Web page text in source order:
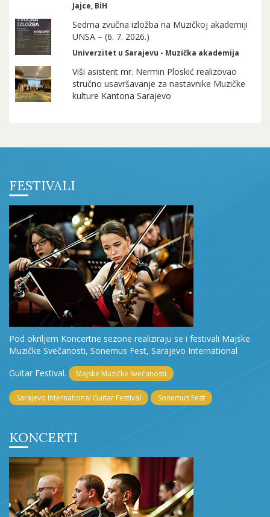
Jajce, BiH
Sedma zvučna izložba na Muzičkoj akademiji
UNSA – (6. 7. 2026.)
Univerzitet u Sarajevu - Muzička akademija
Viši asistent mr. Nermin Ploskić realizovao
stručno usavršavanje za nastavnike Muzičke
kulture Kantona Sarajevo
FESTIVALI
Pod okriljem Koncertne sezone realiziraju se i festivali Majske
Muzičke Svečanosti, Sonemus Fest, Sarajevo International
Guitar Festival.
Majske Muzičke Svečanosti
Sarajevo International Guitar Festival Sonemus Fest
KONCERTI